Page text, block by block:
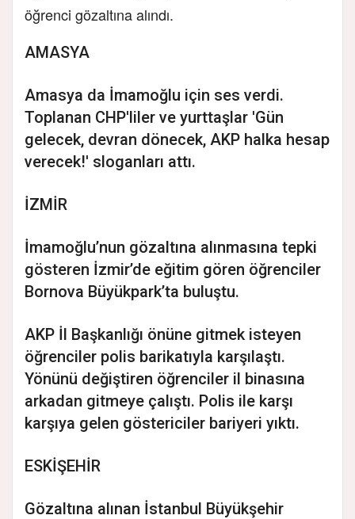
öğrenci gözaltına alındı.
AMASYA
Amasya da İmamoğlu için ses verdi.
Toplanan CHP'liler ve yurttaşlar 'Gün
gelecek, devran dönecek, AKP halka hesap
verecek!' sloganları attı.
İZMİR
İmamoğlu’nun gözaltına alınmasına tepki
gösteren İzmir’de eğitim gören öğrenciler
Bornova Büyükpark’ta buluştu.
AKP İl Başkanlığı önüne gitmek isteyen
öğrenciler polis barikatıyla karşılaştı.
Yönünü değiştiren öğrenciler il binasına
arkadan gitmeye çalıştı. Polis ile karşı
karşıya gelen göstericiler bariyeri yıktı.
ESKİŞEHİR
Gözaltına alınan İstanbul Büyükşehir